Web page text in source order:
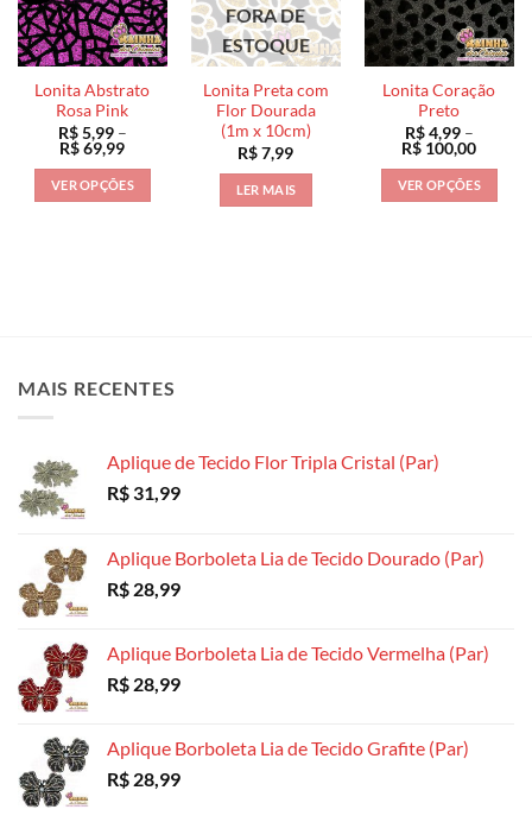
ser
escolhidas
na
página
do
produto
Lonita Abstrato
Rosa Pink
R$5,99 –
R$69,99Faixa
preço:
R$ 5,99
através
VER OPÇÕES
podem
na
página
FORA DE
ESTOQUE
Lonita Preta com
Flor Dourada
(1m x 10cm)
R$7,99
LER MAIS
Lonita Coração
Preto
R$4,99 –
R$ 100,00Faixa
preço:
R$ 4,99
através
VER OPÇÕES
na
MAIS RECENTES
Aplique de Tecido Flor Tripla Cristal (Par)
R$ 31,99
Aplique Borboleta Lia de Tecido Dourado (Par)
R$ 28,99
Aplique Borboleta Lia de Tecido Vermelha (Par)
R$ 28,99
Aplique Borboleta Lia de Tecido Grafite (Par)
R$ 28,99